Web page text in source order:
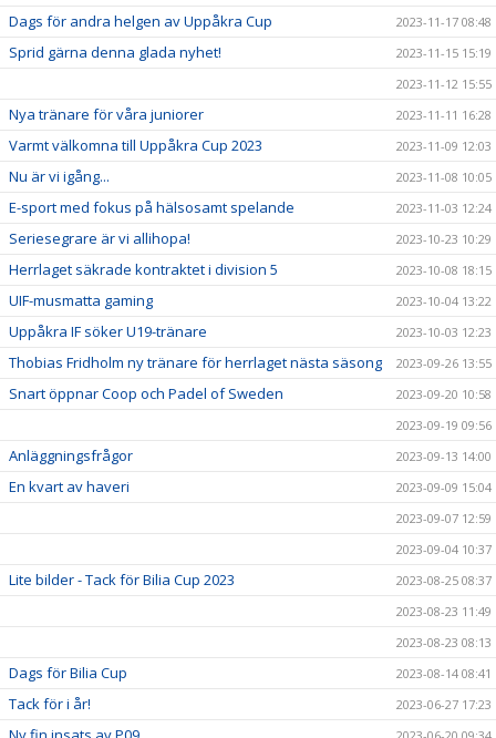
Dags för andra helgen av Uppåkra Cup 2023-11-17 08:48
Sprid gärna denna glada nyhet!
2023-11-15 15:19
2023-11-12 15:55
Nya tränare för våra juniorer 2023-11-11 16:28
Varmt välkomna till Uppåkra Cup 2023 2023-11-09 12:03
Nu är vi igång... 2023-11-08 10:05
E-sport med fokus på hälsosamt spelande 2023-11-03 12:24
Seriesegrare är vi allihopa! 2023-10-23 10:29
Herrlaget säkrade kontraktet i division 5 2023-10-08 18:15
UIF-musmatta gaming 2023-10-04 13:22
Uppåkra IF söker U19-tränare 2023-10-03 12:23
Thobias Fridholm ny tränare för herrlaget nästa säsong 2023-09-26 13:55
Snart öppnar Coop och Padel of Sweden
2023-09-20 10:58
2023-09-19 09:56
Anläggningsfrågor 2023-09-13 14:00
En kvart av haveri
2023-09-09 15:04
2023-09-07 12:59
2023-09-04 10:37
Lite bilder - Tack för Bilia Cup 2023
2023-08-25 08:37
2023-08-23 11:49
2023-08-23 08:13
Dags för Bilia Cup 2023-08-14 08:41
Tack för i år! 2023-06-27 17:23